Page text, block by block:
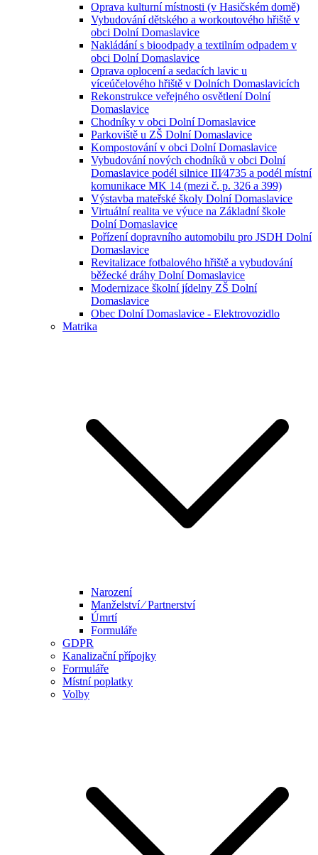
Oprava kulturní místnosti (v Hasičském domě)
Vybudování dětského a workoutového hřiště v
obci Dolní Domaslavice
Nakládání s bioodpady a textilním odpadem v
obci Dolní Domaslavice
Oprava oplocení a sedacích lavic u
víceúčelového hřiště v Dolních Domaslavicích
Rekonstrukce veřejného osvětlení Dolní
Domaslavice
Chodníky v obci Dolní Domaslavice
Parkoviště u ZŠ Dolní Domaslavice
Kompostování v obci Dolní Domaslavice
Vybudování nových chodníků v obci Dolní
Domaslavice podél silnice III⁄4735 a podél místní
komunikace MK 14 (mezi č. p. 326 a 399)
Výstavba mateřské školy Dolní Domaslavice
Virtuální realita ve výuce na Základní škole
Dolní Domaslavice
Pořízení dopravního automobilu pro JSDH Dolní
Domaslavice
Revitalizace fotbalového hřiště a vybudování
běžecké dráhy Dolní Domaslavice
Modernizace školní jídelny ZŠ Dolní
Domaslavice
Obec Dolní Domaslavice - Elektrovozidlo
Matrika
Narození
Manželství ⁄ Partnerství
Úmrtí
Formuláře
GDPR
Kanalizační přípojky
Formuláře
Místní poplatky
Volby